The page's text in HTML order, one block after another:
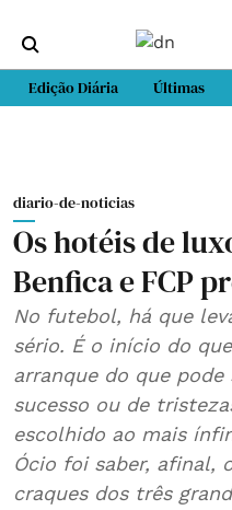
Edição Diária Últimas
diario-de-noticias
Os hotéis de
Benfica e FCP
No futebol, há que
sério. É o início do
arranque do que
sucesso ou de
escolhido ao mais
Ócio foi saber, afinal,
craques dos três